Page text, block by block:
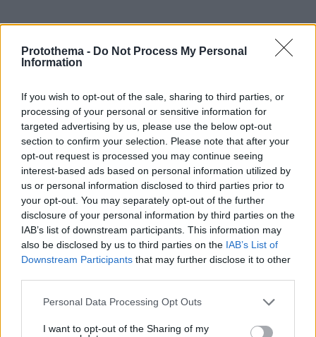
Protothema - Do Not Process My Personal
Information
If you wish to opt-out of the sale, sharing to third parties, or
processing of your personal or sensitive information for
targeted advertising by us, please use the below opt-out
section to confirm your selection. Please note that after your
opt-out request is processed you may continue seeing
interest-based ads based on personal information utilized by
us or personal information disclosed to third parties prior to
your opt-out. You may separately opt-out of the further
disclosure of your personal information by third parties on the
IAB’s list of downstream participants. This information may
also be disclosed by us to third parties on the IAB’s List of
Downstream Participants that may further disclose it to other
Please note that this website/app uses one or more Google
not limited to your visit or usage behaviour. You may click to
Personal Data Processing Opt Outs
I want to opt-out of the Sharing of my
Ειδήσεις σήμερα:
Ασθενείς με κορωνοϊό μεταφέρονται στη
Γερμανία δράσεις των υπουργείων Δικαιοσύνης
- Πολιτισμός για την εξέταση κάθε μορφής
Ο Αντι Γκαρσία τρώει σουτζουκάκια και γύρο
με τον Τζιτζικώστα στη Θεσσαλονίκη
Ακολουθήστε τοprotothema.gr στο Google News
και μάθετε πρώτοι όλες τις ειδήσεις
Δείτε όλες τις τελευταίεςΕιδήσειςαπό την Ελλάδα